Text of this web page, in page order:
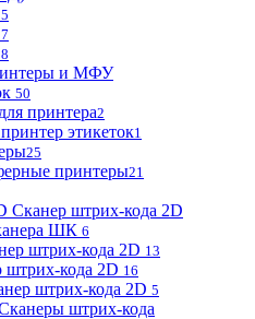
5
7
8
и МФУ
50
принтера2
этикеток1
25
принтеры21
Сканер штрих-кода 2D
ШК 6
штрих-кода 2D 13
штрих-кода 2D 16
штрих-кода 2D 5
штрих-кода